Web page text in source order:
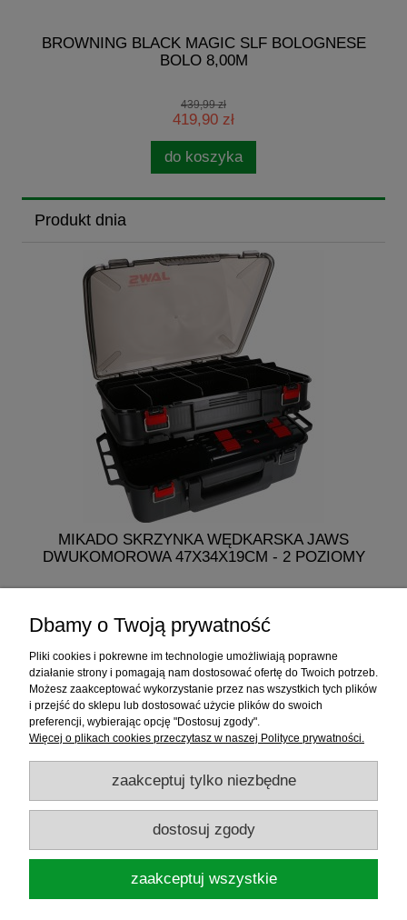
BROWNING BLACK MAGIC SLF BOLOGNESE
BOLO 8,00M
439,99 zł
419,90 zł
do koszyka
Produkt dnia
MIKADO SKRZYNKA WĘDKARSKA JAWS
DWUKOMOROWA 47X34X19CM - 2 POZIOMY
do koszyka
Informacje
Sklep internetowy
RATY
Promocje
Sklep Wędkarski ELDORADOul.Warszawska 35, 05-092 Łomianki, woj.
Dbamy o Twoją prywatność
Pliki cookies i pokrewne im technologie umożliwiają poprawne
działanie strony i pomagają nam dostosować ofertę do Twoich potrzeb.
Możesz zaakceptować wykorzystanie przez nas wszystkich tych plików
i przejść do sklepu lub dostosować użycie plików do swoich
preferencji, wybierając opcję "Dostosuj zgody".
Więcej o plikach cookies przeczytasz w naszej Polityce prywatności.
zaakceptuj tylko niezbędne
dostosuj zgody
zaakceptuj wszystkie